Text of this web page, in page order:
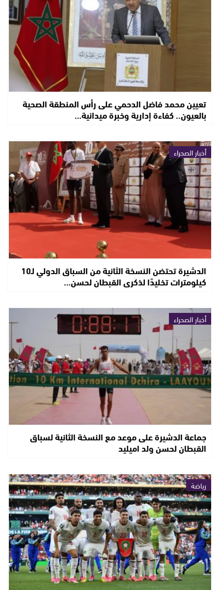
تعيين محمد فاضل الدحمي على رأس المنطقة الصحية
بالعيون.. كفاءة إدارية وخبرة ميدانية…
أخبار الصحراء
الدشيرة تحتضن النسخة الثانية من السباق الدولي لـ10
كيلومترات تخليدًا لذكرى القبطان لحسن…
أخبار الصحراء
جماعة الدشيرة على موعد مع النسخة الثانية لسباق
القبطان لحسن ولد اميليد
رياضة